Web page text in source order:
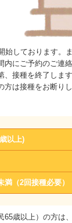
始しております。
内にご予約のご連
、接種を終了します
方は接種をお断り
以上)
（2回接種必要）
65歳以上）の方は